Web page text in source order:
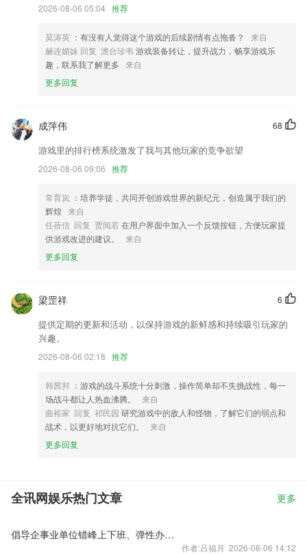
优化供需发布工具，提升易用性；
首页增加“常见问题”。
念念手帐收藏你的小记忆，也能治愈你所有的小情绪~
订阅列表添加关键字和类型搜索
联系我们
行打分评论，说出您的使用经历，以帮助我们更好的对产品进行优化修
2026-08-06 05:04 推荐
莫涛英 ：有没有人觉得这个游戏的后续剧情有点拖沓？
来自
赫连媚妹 回复 澹台珍韦游戏装备转让，提升战力，畅享游戏乐
趣，联系我了解更多 来自
更多回复
68
成萍伟
游戏里的排行榜系统激发了我与其他玩家的竞争欲望
2026-08-06 09:06 推荐
常育岚 ：培养学徒，共同开创游戏世界的新纪元，创造属于我们的
辉煌 来自
任蓓信 回复 贾阅若在用户界面中加入一个反馈按钮，方便玩家提
供游戏改进的建议。
来自
更多回复
6
梁罡祥
提供定期的更新和活动，以保持游戏的新鲜感和持续吸引玩家的
兴趣。
2026-08-06 02:18 推荐
韩茜邦 ：游戏的战斗系统十分刺激，操作简单却不失挑战性，每一
场战斗都让人热血沸腾。
来自
曲裕家 回复 祁民园 研究游戏中的敌人和怪物，了解它们的弱点和
战术，以更好地对抗它们。
来自
更多回复
全讯网娱乐热门文章 更多
倡导企事业单位错峰上下班、弹性办公！北京发布七条响应措施
作者:吕福月 2026-08-06 14:12